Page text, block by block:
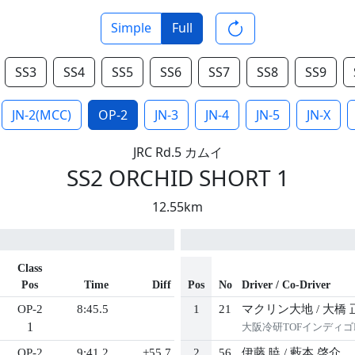
Simple Full
SS3 SS4 SS5 SS6 SS7 SS8 SS9
JN-2(MCC) OP-2 JN-3 JN-4 JN-5 JN-X
JRC Rd.5 カムイ
SS2 ORCHID SHORT 1
12.55km
Class
Pos
Time Diff
OP-2
1
8:45.5
OP-2 9:41.2 +55.7
Pos No Driver / Co-Driver
1 21 マクリン大地 / 大橋
大阪冷研TOFインディ
2 56 伊藤 暁 / 藪本 啓介